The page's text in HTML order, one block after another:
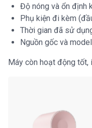
Độ nóng và ổn định
Phụ kiện đi kèm
Thời gian đã sử
Nguồn gốc và
Máy còn hoạt động